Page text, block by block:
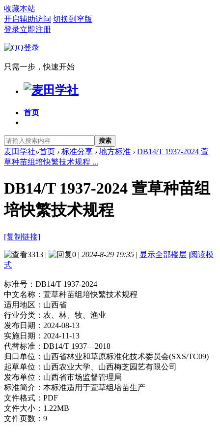
收藏本站
开启辅助访问 切换到窄版
登录立即注册
只需一步，快速开始
首页
搜索
麦田学社»首页 › 标准分享 › 地方标准 › DB14/T 1937-2024 萱
草种苗组培快繁技术规程 ...
DB14/T 1937-2024 萱草种苗组
培快繁技术规程
[复制链接]
3313 | 0 | 2024-8-29 19:35 | 显示全部楼层 |阅读模
式
标准号： DB14/T 1937-2024
中文名称： 萱草种苗组培快繁技术规程
适用地区： 山西省
行业分类： 农、林、牧、渔业
发布日期： 2024-08-13
实施日期： 2024-11-13
代替标准： DB14/T 1937—2018
归口单位： 山西省林业和草原标准化技术委员会(SXS/TC09)
起草单位： 山西农业大学、山西梅芝园艺有限公司
发布单位： 山西省市场监督管理局
标准简介： 本标准适用于萱草组培苗生产
文件格式： PDF
文件大小： 1.22MB
文件页数： 9